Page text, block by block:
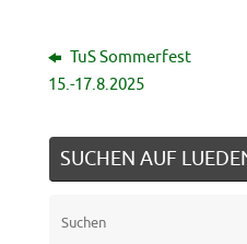
TuS Sommerfest
15.-17.8.2025
SUCHEN AUF